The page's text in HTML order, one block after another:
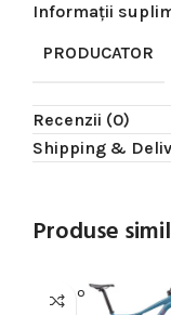
Informații
PRODUCATOR
Recenzii (0)
Shipping &
Produse
SOLD O
UT